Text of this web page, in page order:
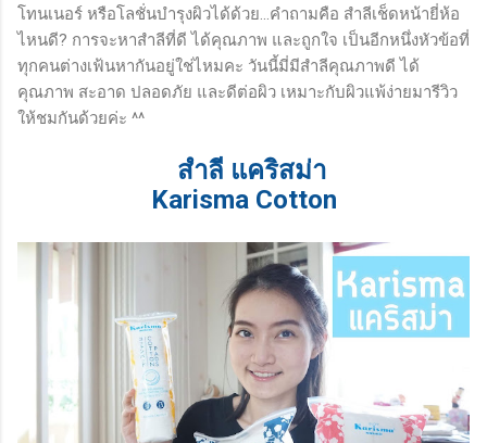
โทนเนอร์ หรือโลชั่นบำรุงผิวได้ด้วย...คำถามคือ สำลีเช็ดหน้ายี่ห้อ
ไหนดี? การจะหาสำลีที่ดี ได้คุณภาพ และถูกใจ เป็นอีกหนึ่งหัวข้อที่
ทุกคนต่างเฟ้นหากันอยู่ใช่ไหมคะ วันนี้มี่มีสำลีคุณภาพดี ได้
คุณภาพ สะอาด ปลอดภัย และดีต่อผิว เหมาะกับผิวแพ้ง่ายมารีวิว
ให้ชมกันด้วยค่ะ ^^
สำลี แคริสม่า
Karisma Cotton